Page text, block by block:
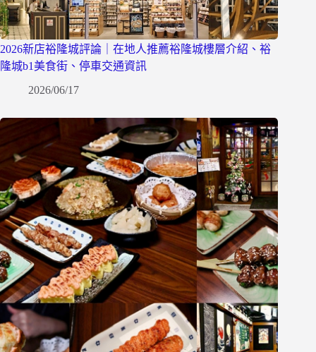
2026新店裕隆城評論｜在地人推薦裕隆城樓層介紹、裕
隆城b1美食街、停車交通資訊
2026/06/17